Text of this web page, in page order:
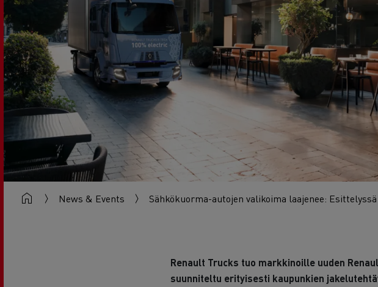
News & Events Sähkökuorma-autojen valikoima laajenee:
Renault Trucks tuo markkinoille uuden
suunniteltu erityisesti kaupunkien